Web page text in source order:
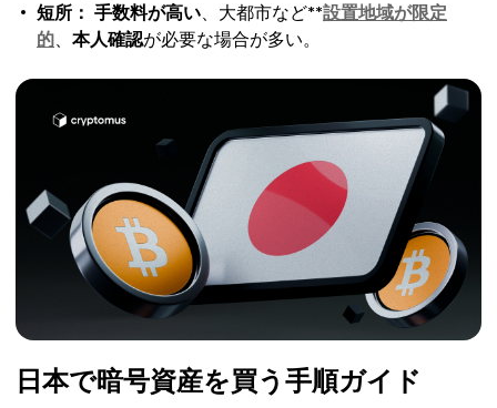
短所： 手数料が高い、大都市など**設置地域が限定
的、 本人確認が必要な場合が多い。
日本で暗号資産を買う手順ガイド